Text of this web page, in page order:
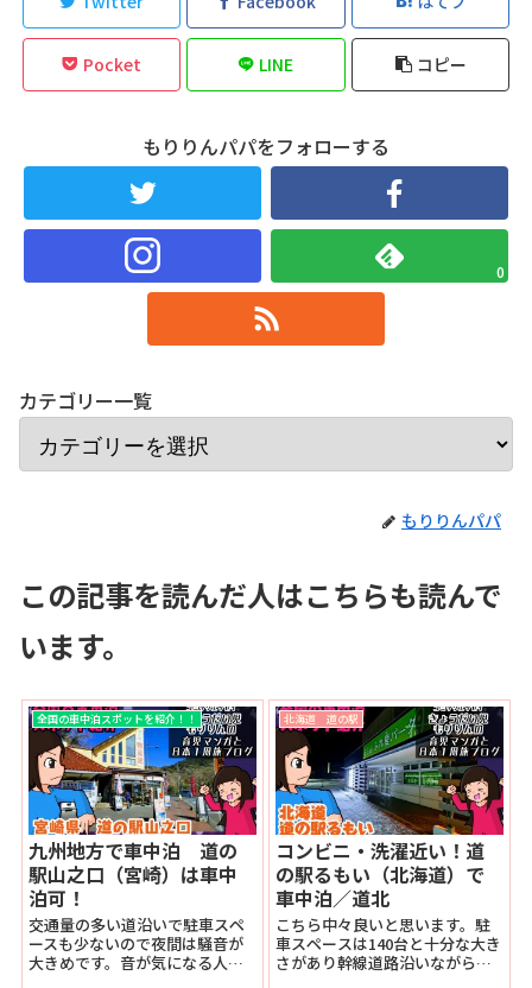
Pocket LINE コピー
もりりんパパをフォローする
0
カテゴリー一覧
もりりんパパ
この記事を読んだ人はこちらも読んで
います。
全国の車中泊スポットを紹介！！
九州地方で車中泊 道の
駅山之口（宮崎）は車中
泊可！
交通量の多い道沿いで駐車スペ
ースも少ないので夜間は騒音が
大きめです。音が気になる人は
北海道 道の駅
コンビニ・洗濯近い！道
の駅るもい（北海道）で
車中泊／道北
こちら中々良いと思います。駐
車スペースは140台と十分な大き
さがあり幹線道路沿いながらも